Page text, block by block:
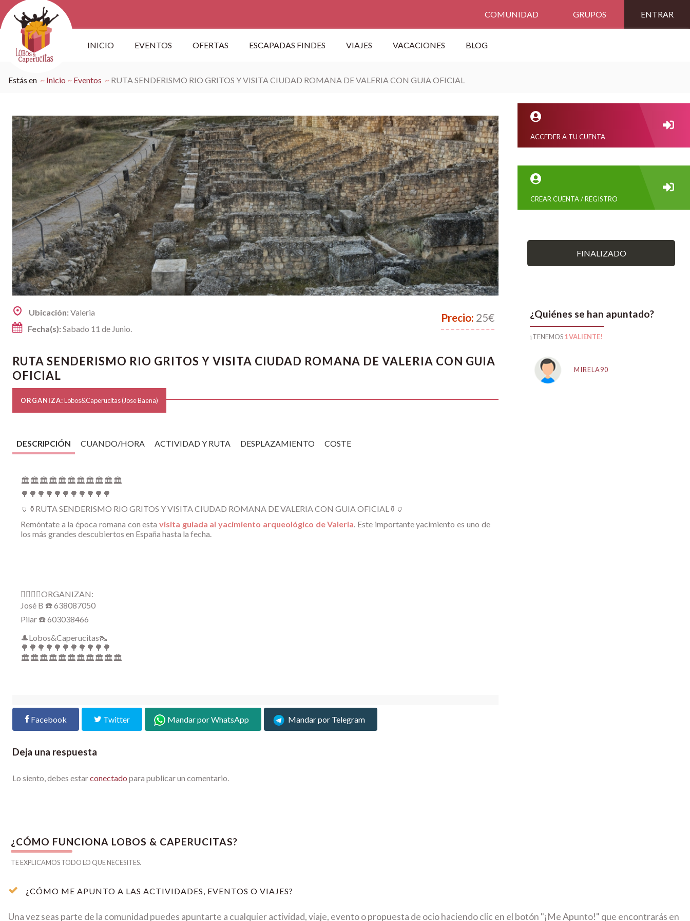
COMUNIDAD GRUPOS ENTRAR
INICIO EVENTOS OFERTAS ESCAPADAS FINDES VIAJES VACACIONES BLOG
Estás en Inicio Eventos RUTA SENDERISMO RIO GRITOS Y VISITA CIUDAD ROMANA DE VALERIA CON GUIA OFICIAL
Ubicación:Valeria
Fecha(s):Sabado 11 de Junio.
Precio: 25€
RUTA SENDERISMO RIO GRITOS Y VISITA CIUDAD ROMANA DE VALERIA CON GUIA
OFICIAL
ORGANIZA:Lobos&Caperucitas (Jose Baena)
DESCRIPCIÓN CUANDO/HORA ACTIVIDAD Y RUTA DESPLAZAMIENTO COSTE
🏛️🏛️🏛️🏛️🏛️🏛️🏛️🏛️🏛️🏛️🏛️
🌳🌳🌳🌳🌳🌳🌳🌳🌳🌳🌳
🏺⚱️RUTA SENDERISMO RIO GRITOS Y VISITA CIUDAD ROMANA DE VALERIA CON GUIA OFICIAL⚱️🏺
Remóntate a la época romana con esta visita guiada al yacimiento arqueológico de Valeria. Este importante yacimiento es uno de
los más grandes descubiertos en España hasta la fecha.
🙅‍♂️🙅‍♀️ORGANIZAN:
José B ☎️ 638087050
Pilar ☎️ 603038466
🎩Lobos&Caperucitas👠
🌳🌳🌳🌳🌳🌳🌳🌳🌳🌳🌳
🏛️🏛️🏛️🏛️🏛️🏛️🏛️🏛️🏛️🏛️🏛️
Facebook Twitter Mandar por WhatsApp Mandar por Telegram
Deja una respuesta
Lo siento, debes estarconectado para publicar un comentario.
ACCEDER A TU CUENTA
CREAR CUENTA / REGISTRO
FINALIZADO
¿Quiénes se han apuntado?
¡TENEMOS1 VALIENTE!
MIRELA90
¿CÓMO FUNCIONA LOBOS & CAPERUCITAS?
TE EXPLICAMOS TODO LO QUE NECESITES.
¿CÓMO ME APUNTO A LAS ACTIVIDADES, EVENTOS O VIAJES?
Una vez seas parte de la comunidad puedes apuntarte a cualquier actividad, viaje, evento o propuesta de ocio haciendo clic en el botón "¡Me Apunto!" que encontrarás en